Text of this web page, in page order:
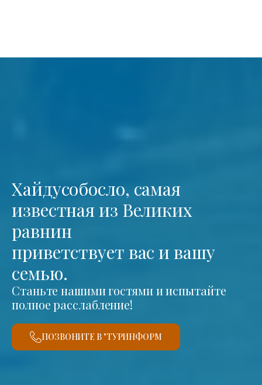
Хайдусобосло, самая
известная из Великих
равнин
приветствует вас и вашу
семью.
Станьте нашими гостями и испытайте
полное расслабление!
ПОЗВОНИТЕ В "ТУРИНФОРМ